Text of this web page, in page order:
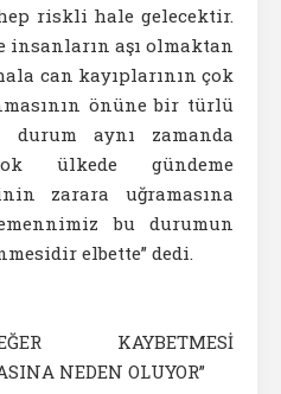
riskli hale gelecektir.
insanların aşı olmaktan
can kayıplarının çok
önüne bir türlü
durum aynı zamanda
ülkede gündeme
zarara uğramasına
bu durumun
elbette” dedi.
KAYBETMESİ
NEDEN OLUYOR”